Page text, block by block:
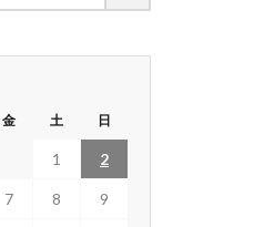
金 土 日
1 2
7 8 9